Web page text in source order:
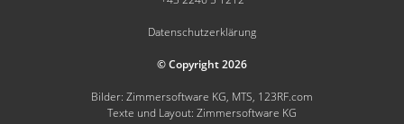
Datenschutzerklärung
© Copyright 2026
Bilder: Zimmersoftware KG, MTS, 123RF.com
Texte und Layout: Zimmersoftware KG